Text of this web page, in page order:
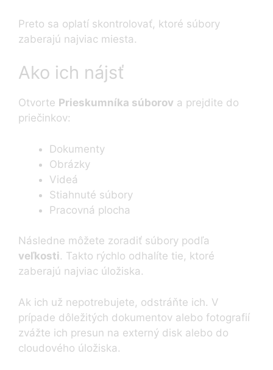
Preto sa oplatí skontrolovať, ktoré súbory
zaberajú najviac miesta.
Ako ich nájsť
Otvorte Prieskumníka súborov a prejdite do
priečinkov:
Dokumenty
Obrázky
Videá
Stiahnuté súbory
Pracovná plocha
Následne môžete zoradiť súbory podľa
veľkosti . Takto rýchlo odhalíte tie, ktoré
zaberajú najviac úložiska.
Ak ich už nepotrebujete, odstráňte ich. V
prípade dôležitých dokumentov alebo fotografií
zvážte ich presun na externý disk alebo do
cloudového úložiska.